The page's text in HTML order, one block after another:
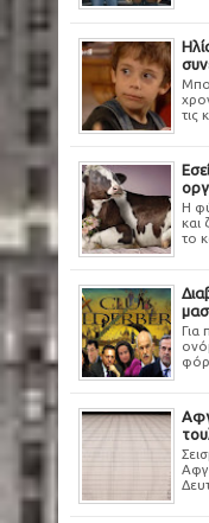
τις
Η
και
το
Για